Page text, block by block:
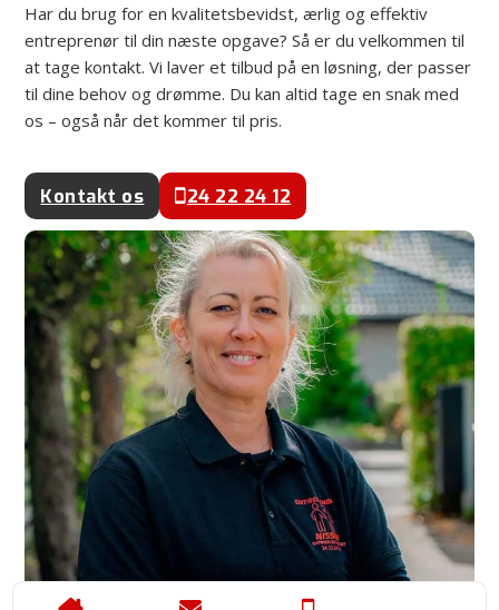
Har du brug for en kvalitetsbevidst, ærlig og effektiv
entreprenør til din næste opgave? Så er du velkommen til
at tage kontakt. Vi laver et tilbud på en løsning, der passer
til dine behov og drømme. Du kan altid tage en snak med
os – også når det kommer til pris.
Kontakt os 24 22 24 12